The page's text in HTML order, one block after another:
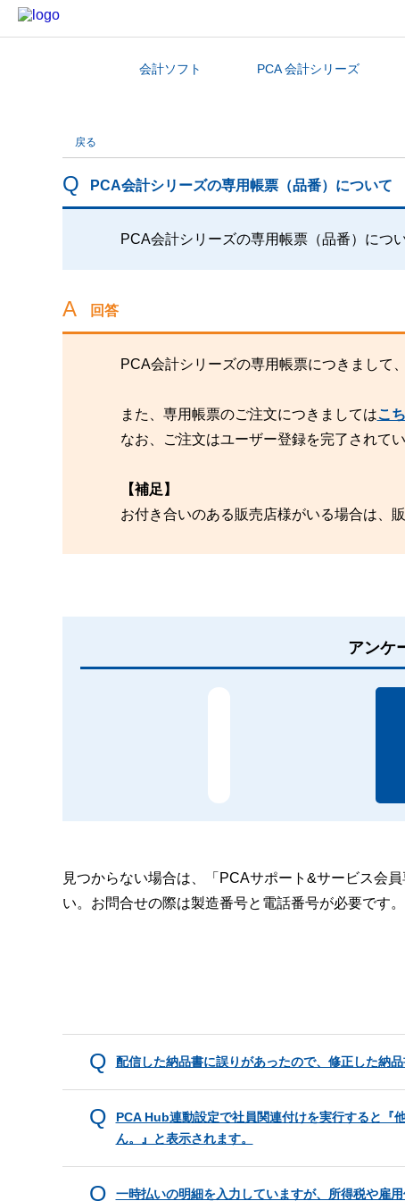
カテゴリから探す
会計ソフト PCA 会計シリーズ
戻る
PCA会計シリーズの専用帳票（品番）について
PCA会計シリーズの専用帳票（品番）につ
回答
PCA会計シリーズの専用帳票につきまして、
また、専用帳票のご注文につきましてはこ
なお、ご注文はユーザー登録を完了されて
【補足】
お付き合いのある販売店様がいる場合は、
アンケ
見つからない場合は、「PCAサポート&サービス会
い。お問合せの際は製造番号と電話番号が必要です。
配信した納品書に誤りがあったので、修正した納品
PCA Hub連動設定で社員関連付けを実行すると『
ん。』と表示されます。
一時払いの明細を入力していますが、所得税や雇用